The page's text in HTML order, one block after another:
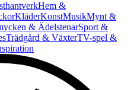
Hem &
KläderKonstMusikMynt &
& ÄdelstenarSport &
Trädgård & VäxterTV-spel &